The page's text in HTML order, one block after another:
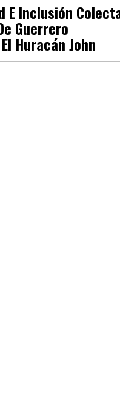
E Inclusión
Guerrero
Huracán John